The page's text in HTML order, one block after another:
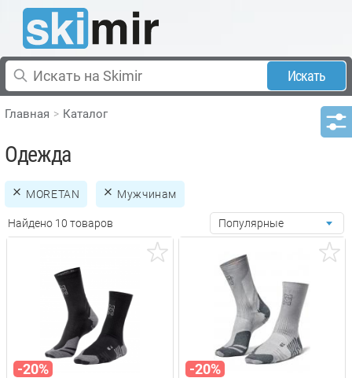
Искать
Главная Каталог
Одежда
MORETAN Мужчинам
Найдено 10 товаров Популярные
-20% -20%